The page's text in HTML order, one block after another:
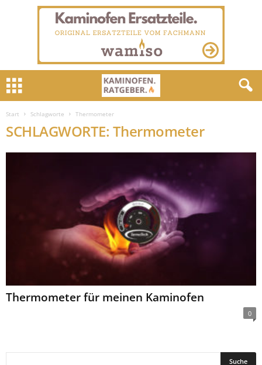
Start Schlagworte Thermometer
SCHLAGWORTE: Thermometer
Thermometer für meinen Kaminofen
0